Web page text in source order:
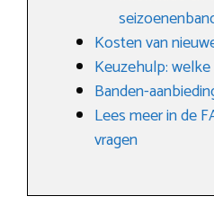
Kosten van
Keuzehulp:
Banden-
Lees meer in de
vragen